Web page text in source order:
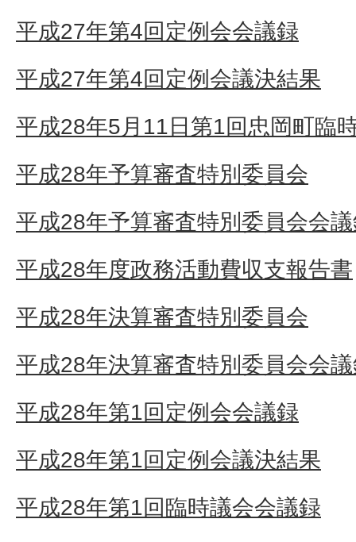
平成27年第4回定例会会議録
平成27年第4回定例会議決結果
平成28年5月11日第1回忠岡町臨
平成28年予算審査特別委員会
平成28年予算審査特別委員会会
平成28年度政務活動費収支報告書
平成28年決算審査特別委員会
平成28年決算審査特別委員会会
平成28年第1回定例会会議録
平成28年第1回定例会議決結果
平成28年第1回臨時議会会議録